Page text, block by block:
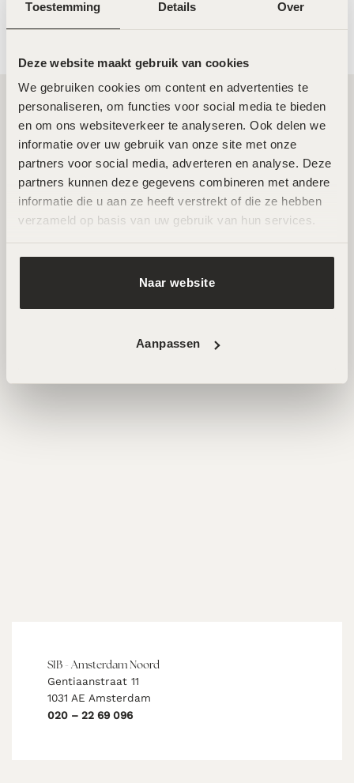
Toestemming Details Over
Deze website maakt gebruik van cookies
We gebruiken cookies om content en advertenties te
personaliseren, om functies voor social media te bieden
en om ons websiteverkeer te analyseren. Ook delen we
informatie over uw gebruik van onze site met onze
partners voor social media, adverteren en analyse. Deze
partners kunnen deze gegevens combineren met andere
informatie die u aan ze heeft verstrekt of die ze hebben
verzameld op basis van uw gebruik van hun services.
Naar website
Aanpassen
Twee toplocaties in Amsterdam Noord en
Zuid
Wij ontvangen je graag in een van onze twee
hoogwaardige salons in Amsterdam Noord en Zuid.
Hier werken ervaren specialisten met de nieuwste
technieken voor huidverbetering. Beide locaties zijn
goed bereikbaar en beschikken over
SIB - Amsterdam Noord
Gentiaanstraat 11
1031 AE Amsterdam
020 – 22 69 096